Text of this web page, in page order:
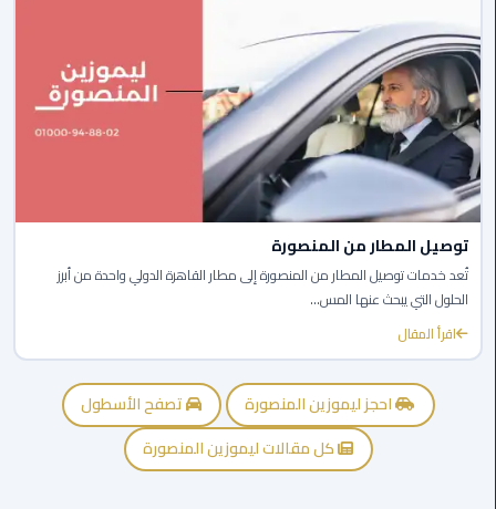
القاهرة
ليموزين
الدقي
ليموزين
من
القاهرة
للاسكندرية
ليموزين
العجوزه
ليموزين
مطار
توصيل المطار من المنصورة
تُعد خدمات توصيل المطار من المنصورة إلى مطار القاهرة الدولي واحدة من أبرز
الحلول التي يبحث عنها المس...
اقرأ المقال
احجز ليموزين المنصورة
تصفح الأسطول
كل مقالات ليموزين المنصورة